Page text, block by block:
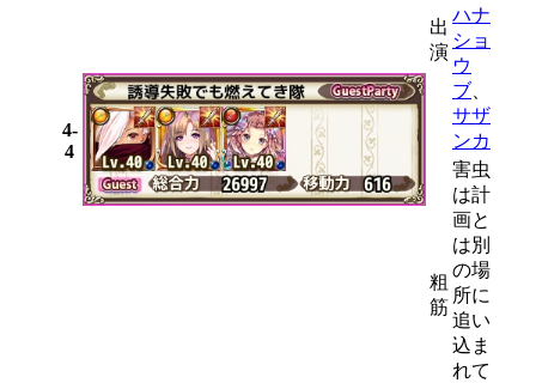
4-
4
出
演
ハナ
ショ
ウ
ブ
サザ
ンカ
粗
筋
害虫
は計
画と
は別
の場
所に
追い
込ま
れて